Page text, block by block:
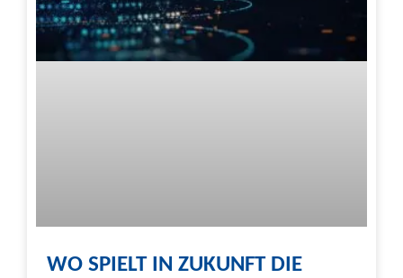
WO SPIELT IN ZUKUNFT DIE